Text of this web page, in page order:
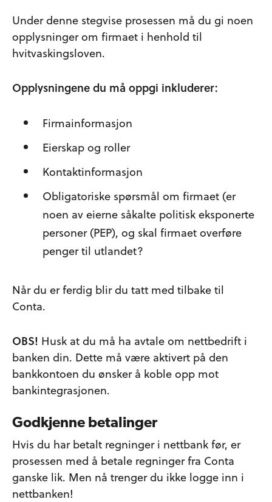
Under denne stegvise prosessen må du gi noen
opplysninger om firmaet i henhold til
hvitvaskingsloven.
Opplysningene du må oppgi inkluderer:
Firmainformasjon
Eierskap og roller
Kontaktinformasjon
Obligatoriske spørsmål om firmaet (er
noen av eierne såkalte politisk eksponerte
personer (PEP), og skal firmaet overføre
penger til utlandet?
Når du er ferdig blir du tatt med tilbake til
Conta.
OBS! Husk at du må ha avtale om nettbedrift i
banken din. Dette må være aktivert på den
bankkontoen du ønsker å koble opp mot
bankintegrasjonen.
Godkjenne betalinger
Hvis du har betalt regninger i nettbank før, er
prosessen med å betale regninger fra Conta
ganske lik. Men nå trenger du ikke logge inn i
nettbanken!